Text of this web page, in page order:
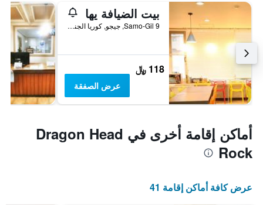
بيت الضيافة يها
9 Samo-Gil, جيجو, كوريا الجنوبية
118 ﷼
عرض الصفقة
أماكن إقامة أخرى في Dragon Head
Rock
عرض كافة أماكن إقامة 41